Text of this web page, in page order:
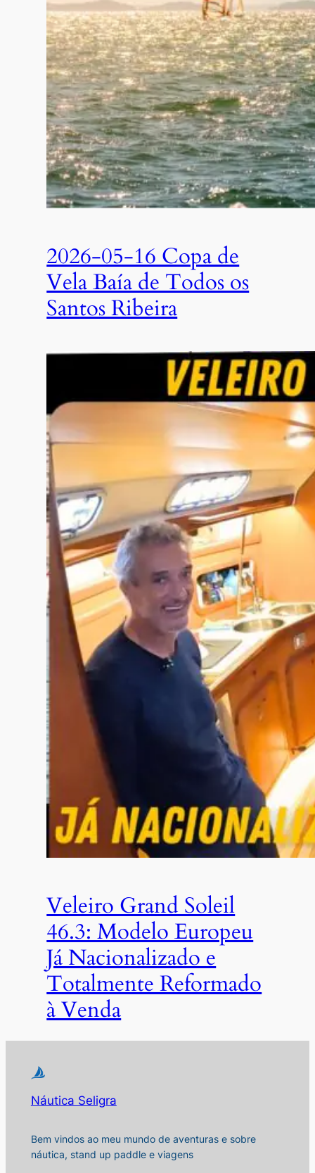
2026-05-16 Copa de
Vela Baía de Todos os
Santos Ribeira
Veleiro Grand Soleil
46.3: Modelo Europeu
Já Nacionalizado e
Totalmente Reformado
à Venda
Náutica Seligra
Bem vindos ao meu mundo de aventuras e sobre
náutica, stand up paddle e viagens